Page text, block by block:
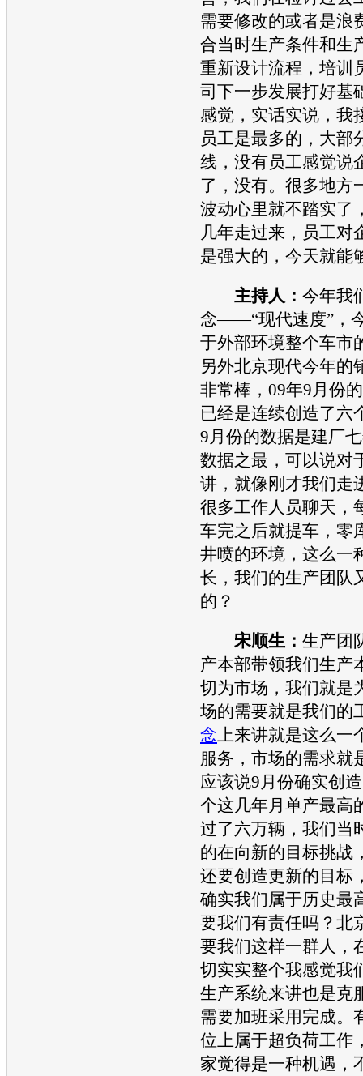
需要修改的或者是浪
合当时生产条件和生
重新设计流程，培训
司下一步发展打好基
感觉，实话实说，我
员工是最多的，大部
线，没有员工感觉说
了，没有。很多地方
波动心里就不踏实了
几年走过来，员工对
是强大的，今天就能
主持人： 今年我
念——“现代速度”，
于外部环境整个车市
另外北京现代今年的
非常棒，09年9月份
已经是连续创造了六
9月份的数据是建厂
数据之最，可以说对
讲，就像刚才我们走
很多工作人员聊天，
车完之后就提车，零
井喷的环境，这么一
长，我们的生产团队
的？
宋顺生： 生产团
产本部带领我们生产
切为市场，我们就是
场的需要就是我们的
念上来讲就是这么一
服务，市场的需求就
应该说9月份确实创
个这几年月单产最高
过了六万辆，我们当
的在向新的目标挑战
还要创造更新的目标
确实我们属于历史最
要我们有责任吗？ 北
要我们这样一群人，
切实实整个我感觉我
生产系统来讲也是克
需要加班采用完成。
位上属于超负荷工作
家觉得是一种机遇，